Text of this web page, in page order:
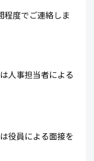
度でご連絡しま
人事担当者による
役員による面接を